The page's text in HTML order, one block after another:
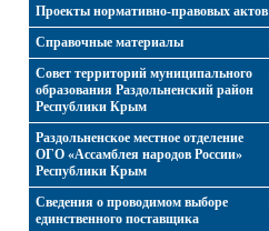
Проекты нормативно-правовых актов
Справочные материалы
Совет территорий муниципального
образования Раздольненский район
Республики Крым
Раздольненское местное отделение
ОГО «Ассамблея народов России»
Республики Крым
Cведения о проводимом выборе
единственного поставщика